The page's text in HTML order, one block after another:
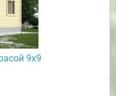
9х9